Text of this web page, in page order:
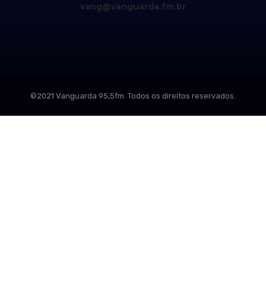
vang@vanguarda.fm.br
©2021 Vanguarda 95,5fm. Todos os direitos reservados.